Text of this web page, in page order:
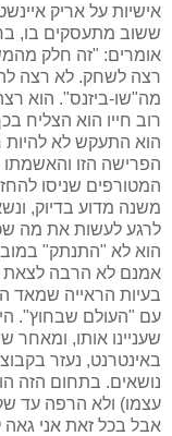
אישיות על אריק
ששוב מתעסקים בו,
אומרים: "זה חלק
רצה לשחק. לא רצה
מה"שו-ביזנס". הוא
רוב חייו הוא הצליח
הוא התעקש לא
הפרישה הזו והאשמתו
המטורפים שניסו
משנה מדוע בדיוק,
לרגע לעשות את מה
הוא לא "התנתק" במובן
אמנם לא הרבה לצאת
בעיות הראייה שמאד
עם "העולם שבחוץ".
שעניינו אותו, ומאחר
באינטרנט, נעזר
נושאים. בתחום הזה
עצמו) ולא הרפה עד
אבל בכל זאת אני גאה